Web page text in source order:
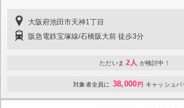
大阪府池田市天神1丁目
阪急電鉄宝塚線/石橋阪大前 徒歩3分
ただいま 2人 が検討中！
対象者全員に 38,000 円 キャッシュバ